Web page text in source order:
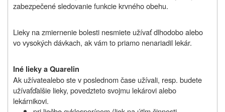
zabezpečené sledovanie funkcie krvného obehu.
Lieky na zmiernenie bolesti nesmiete užívať dlhodobo alebo
vo vysokých dávkach, ak vám to priamo nenariadil lekár.
Iné lieky a Quarelin
Ak užívatealebo ste v poslednom čase užívali, resp. budete
užívaťďalšie lieky, povedzteto svojmu lekárovi alebo
lekárnikovi.